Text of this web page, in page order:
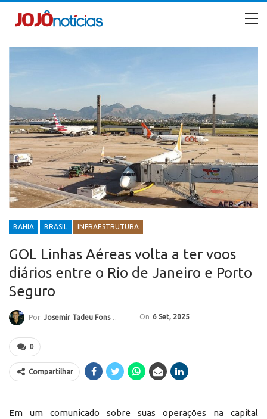
BAHIA BRASIL INFRAESTRUTURA
GOL Linhas Aéreas volta a ter voos
diários entre o Rio de Janeiro e Porto
Seguro
Por Josemir Tadeu Fonseca On 6 Set, 2025
0
Compartilhar
Em um comunicado sobre suas operações na capital